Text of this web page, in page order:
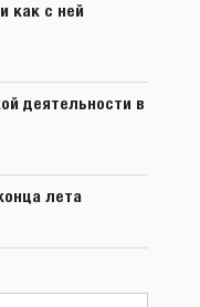
как с ней
деятельности в
лета